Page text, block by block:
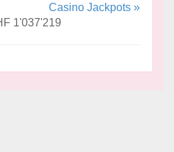
Casino Jackpots »
1'037'219